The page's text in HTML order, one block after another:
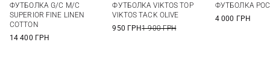
56
58 60
ФУТБОЛКА G/C M/C
SUPERIOR FINE LINEN
COTTON
14 400 ГРН
3XL
ФУТБОЛКА VIKTOS TOP
VIKTOS TACK OLIVE
950 ГРН1 900 ГРН
ФУТБОЛКА
4 000 ГРН